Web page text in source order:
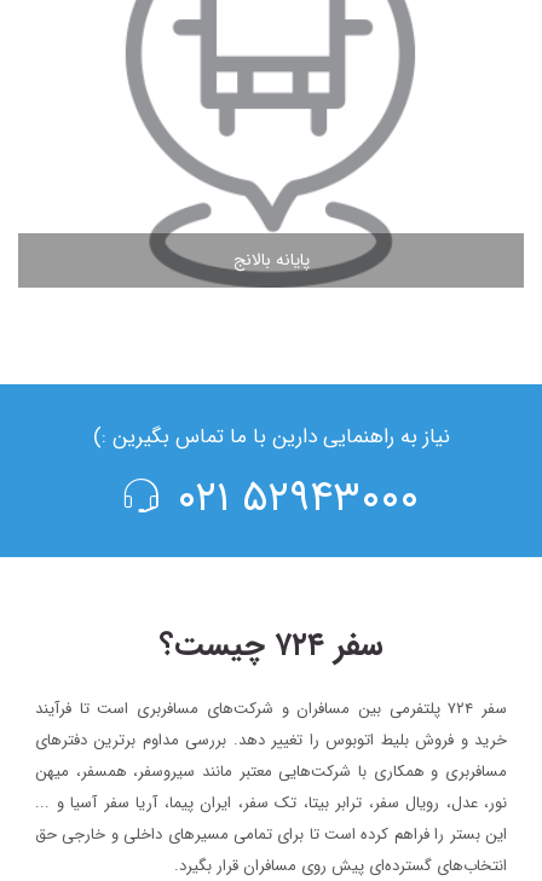
پایانه بالانج
مشاهده ادامه مطلب
نیاز به راهنمایی دارین با ما تماس بگیرین :)
۵۲۹۴۳۰۰۰ ۰۲۱
سفر ۷۲۴ چیست؟
سفر ۷۲۴ پلتفرمی بین مسافران و شرکت‌های مسافربری است تا فرآیند
خرید و فروش بلیط اتوبوس را تغییر دهد. بررسی مداوم برترین دفترهای
مسافربری و همکاری با شرکت‌هایی معتبر مانند سیروسفر، همسفر، میهن‌
نور، عدل، رویال سفر، ترابر بیتا، تک سفر، ایران پیما، آریا سفر آسیا و ...
این بستر را فراهم کرده است تا برای تمامی مسیرهای داخلی و خارجی حق
انتخاب‌های گسترده‌ای پیش روی مسافران قرار بگیرد.